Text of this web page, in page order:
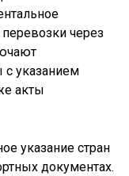
через
с указанием
акты
указание стран
документах.